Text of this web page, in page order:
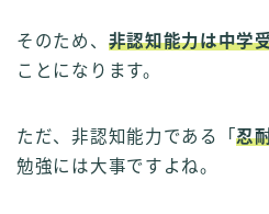
そのため、 非認知能力は中学
ことになります。
ただ、非認知能力である「忍
勉強には大事ですよね。